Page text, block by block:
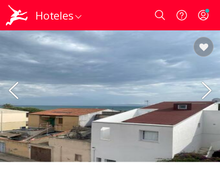
Hoteles Login